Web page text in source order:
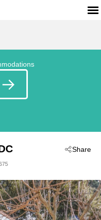
Share